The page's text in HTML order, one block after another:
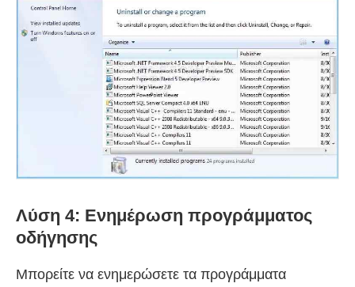
Λύση 4: Ενημέρωση προγράμματος
οδήγησης
Μπορείτε να ενημερώσετε τα προγράμματα